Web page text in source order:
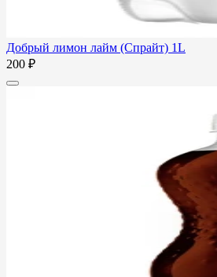
Добрый лимон лайм (Спрайт) 1L
200 ₽